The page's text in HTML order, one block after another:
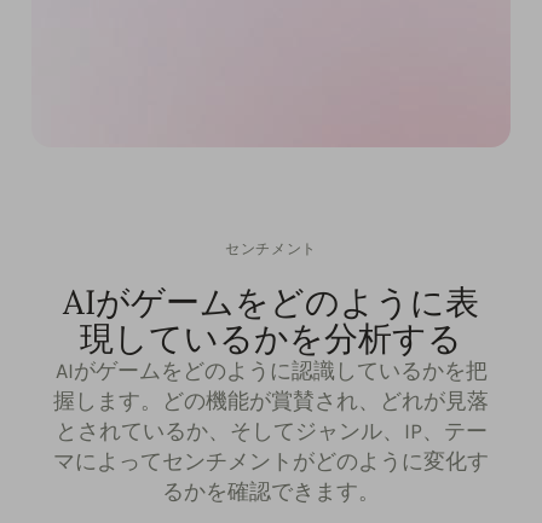
センチメント
AIがゲームをどのように表
現しているかを分析する
AIがゲームをどのように認識しているかを把
握します。どの機能が賞賛され、どれが見落
とされているか、そしてジャンル、IP、テー
マによってセンチメントがどのように変化す
るかを確認できます。